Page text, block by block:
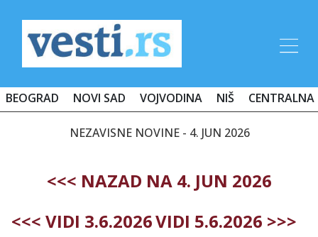
BEOGRAD NOVI SAD VOJVODINA NIŠ CENTRALNA
NEZAVISNE NOVINE - 4. JUN 2026
<<< NAZAD NA 4. JUN 2026
<<< VIDI 3.6.2026VIDI 5.6.2026 >>>